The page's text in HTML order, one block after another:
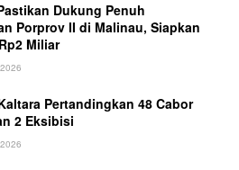
Dukung Penuh
Porprov II di Malinau, Siapkan
Miliar
Pertandingkan 48 Cabor
2 Eksibisi